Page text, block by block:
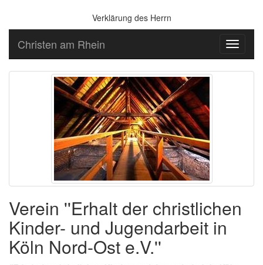
Verklärung des Herrn
Toggle
Christen am Rhein
Verein ''Erhalt der christlichen
Kinder- und Jugendarbeit in
Köln Nord-Ost e.V.''